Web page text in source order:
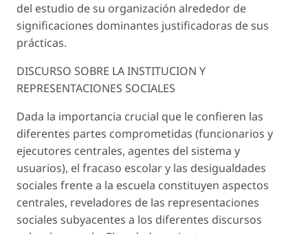
del estudio de su organización alrededor de
significaciones dominantes justificadoras de sus
prácticas.
DISCURSO SOBRE LA INSTITUCION Y
REPRESENTACIONES SOCIALES
Dada la importancia crucial que le confieren las
diferentes partes comprometidas (funcionarios y
ejecutores centrales, agentes del sistema y
usuarios), el fracaso escolar y las desigualdades
sociales frente a la escuela constituyen aspectos
centrales, reveladores de las representaciones
sociales subyacentes a los diferentes discursos